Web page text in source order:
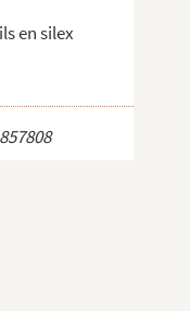
en silex